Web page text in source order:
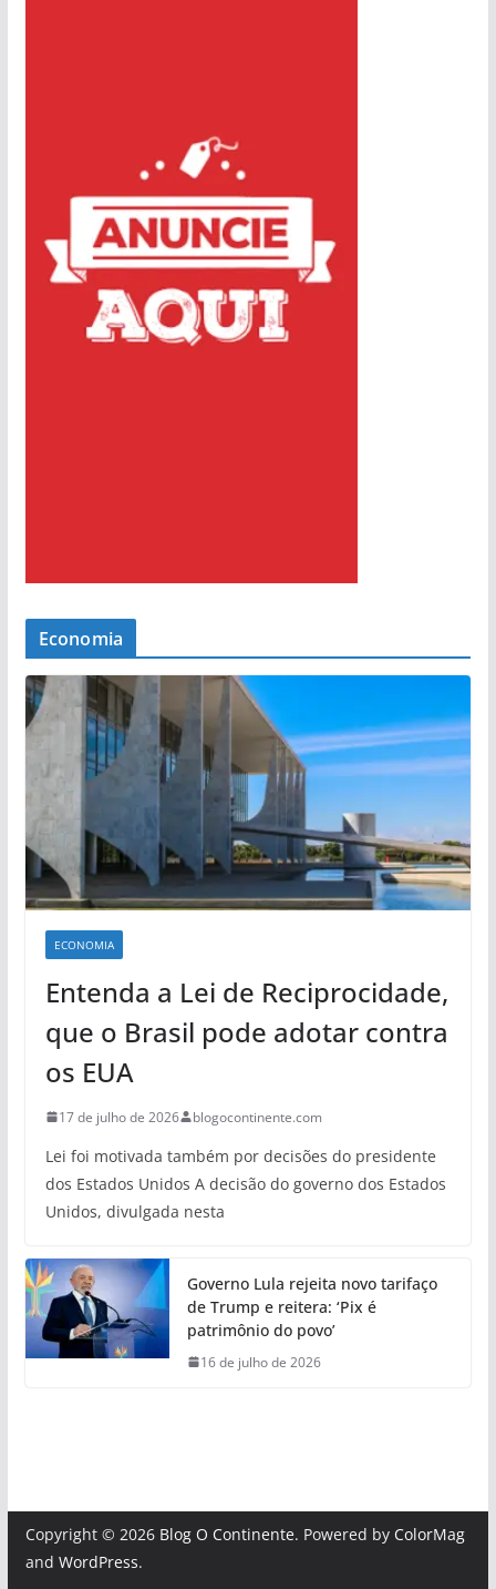
Economia
ECONOMIA
Entenda a Lei de Reciprocidade,
que o Brasil pode adotar contra
os EUA
17 de julho de 2026 blogocontinente.com
Lei foi motivada também por decisões do presidente
dos Estados Unidos A decisão do governo dos Estados
Unidos, divulgada nesta
Governo Lula rejeita novo tarifaço
de Trump e reitera: ‘Pix é
patrimônio do povo’
16 de julho de 2026
Copyright © 2026 Blog O Continente. Powered by ColorMag
and WordPress.